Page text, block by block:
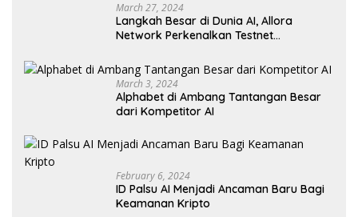
March 27, 2024
Langkah Besar di Dunia AI, Allora
Network Perkenalkan Testnet
March 3, 2024
Alphabet di Ambang Tantangan Besar
dari Kompetitor AI
February 6, 2024
ID Palsu AI Menjadi Ancaman Baru Bagi
Keamanan Kripto